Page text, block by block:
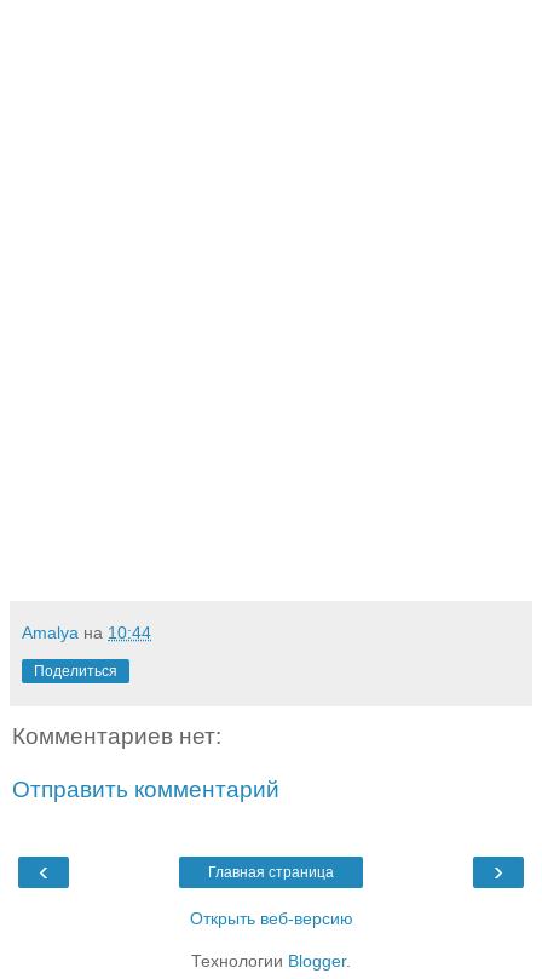
Amalya на 10:44
Поделиться
Комментариев нет:
Отправить комментарий
‹ ›
Главная страница
Открыть веб-версию
Технологии Blogger.